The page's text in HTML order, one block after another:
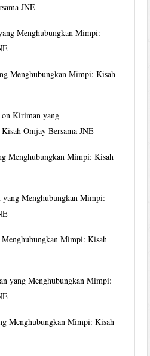
JNE
Menghubungkan Mimpi:
Menghubungkan Mimpi: Kisah
onKiriman yang
Omjay Bersama JNE
Menghubungkan Mimpi: Kisah
Menghubungkan Mimpi:
Mimpi: Kisah
yang Menghubungkan Mimpi:
Menghubungkan Mimpi: Kisah